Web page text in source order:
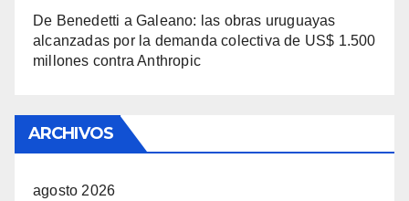
De Benedetti a Galeano: las obras uruguayas
alcanzadas por la demanda colectiva de US$ 1.500
millones contra Anthropic
ARCHIVOS
agosto 2026